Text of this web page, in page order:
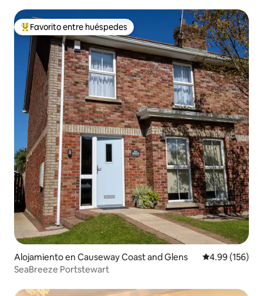
Favorito entre huéspedes preferido
Favorito entre huéspedes
Alojamiento en Causeway Coast and Glens Calificación
4.99 (156)
SeaBreeze Portstewart